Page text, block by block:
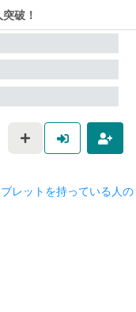
破！
ブレットを持っている人の